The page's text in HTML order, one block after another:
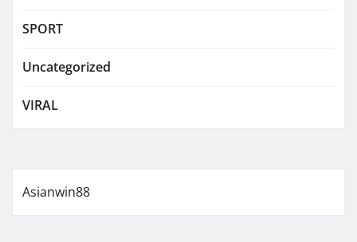
SPORT
Uncategorized
VIRAL
Asianwin88